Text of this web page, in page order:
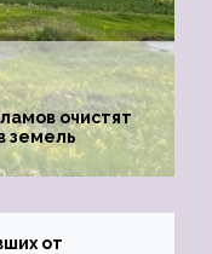
очистят
земель
от